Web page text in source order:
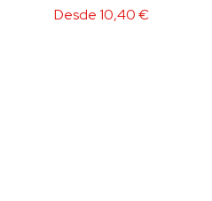
Desde10,40€